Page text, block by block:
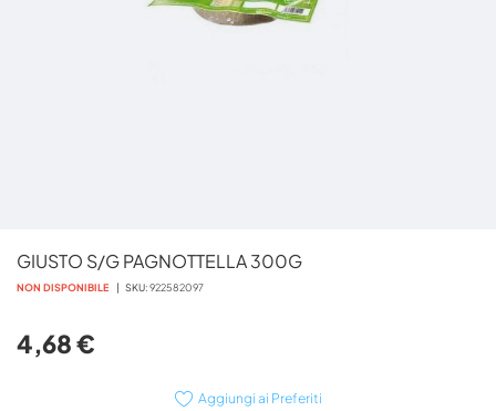
GIUSTO S/G PAGNOTTELLA 300G
NON DISPONIBILE SKU 922582097
4,68 €
Aggiungi ai Preferiti
all'inizio
della
immagini